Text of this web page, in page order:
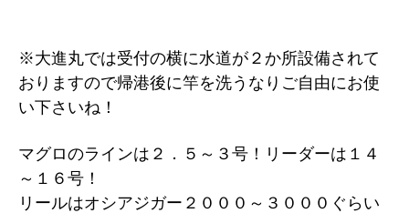
※大進丸では受付の横に水道が２か所設備されて
おりますので帰港後に竿を洗うなりご自由にお使
い下さいね！
マグロのラインは２．５～３号！リーダーは１４
～１６号！
リールはオシアジガー２０００～３０００ぐらい